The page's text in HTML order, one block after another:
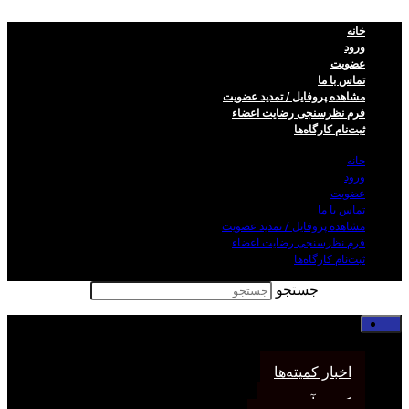
خانه
ورود
عضویت
تماس با ما
مشاهده پروفایل / تمدید عضویت
فرم نظر‌سنجی رضایت اعضاء
ثبت‌نام کارگاه‌ها
خانه
ورود
عضویت
تماس با ما
مشاهده پروفایل / تمدید عضویت
فرم نظر‌سنجی رضایت اعضاء
ثبت‌نام کارگاه‌ها
جستجو
اخبار کمیته‌ها
کمیته آموزش